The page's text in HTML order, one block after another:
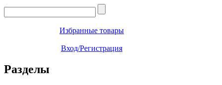
Избранные товары
Вход/Регистрация
Разделы